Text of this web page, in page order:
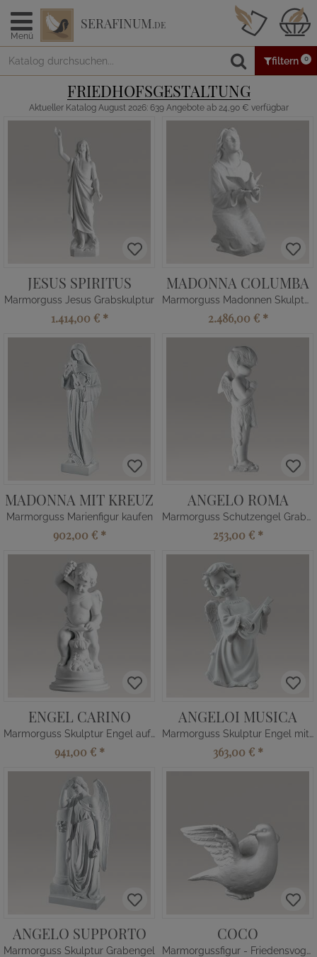
Menü
SERAFINUM.DE
filtern 0
FRIEDHOFSGESTALTUNG
Aktueller Katalog August 2026: 639 Angebote ab 24,90 € verfügbar
JESUS SPIRITUS
Marmorguss Jesus Grabskulptur
1.414,00 € *
MADONNA COLUMBA
Marmorguss Madonnen Skulptur kniend
2.486,00 € *
MADONNA MIT KREUZ
Marmorguss Marienfigur kaufen
902,00 € *
ANGELO ROMA
Marmorguss Schutzengel Grabfigur
253,00 € *
ENGEL CARINO
Marmorguss Skulptur Engel auf Sockel
941,00 € *
ANGELOI MUSICA
Marmorguss Skulptur Engel mit Laute
363,00 € *
ANGELO SUPPORTO
Marmorguss Skulptur Grabengel
COCO
Marmorgussfigur - Friedensvogel